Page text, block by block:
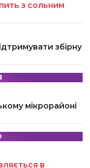
з сольним
збірну
мікрорайоні
в